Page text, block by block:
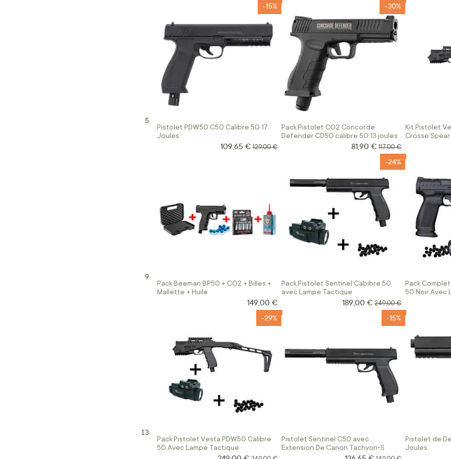
Pistolet PDW50 C50 Calibre 50 17
Joules
-15%
Prix Spécial
109,65 € Prix normal
129,00 €
Pack Pistolet CO2 Concorde
Defender CD50 calibre 50 13 joules
-30%
Prix Spécial
81,90 € Prix normal
117,00 €
Kit Pistolet
Crosse Spear
Pack Beeman BP50 + CO2 + Billes +
Mallette + Huile
149,00 €
Pack Pistolet Sentinel Cabibre 50
avec Lampe Tactique
-24%
Prix Spécial
189,00 € Prix normal
249,00 €
Pack
50 Noir Avec
Pack Pistolet Vesta PDW50 Calibre
50 Avec Lampe Tactique
-29%
Pistolet Sentinel C50 avec
Extension De Canon Tachyon-S
-15%
Pistolet de
Joules